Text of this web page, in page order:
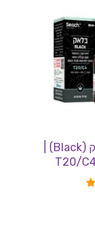
שמן בלאק (Black) |